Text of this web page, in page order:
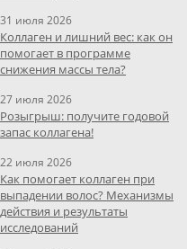
31 июля 2026
Коллаген и лишний вес: как он
помогает в программе
снижения массы тела?
27 июля 2026
Розыгрыш: получите годовой
запас коллагена!
22 июля 2026
Как помогает коллаген при
выпадении волос? Механизмы
действия и результаты
исследований